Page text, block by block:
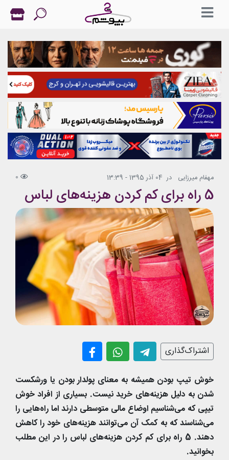
مهفام میرزایی در 04 آذر 1395 - 13:39 0
5 راه برای کم کردن هزینه‌های لباس
اشتراک‌گذاری
خوش تیپ بودن همیشه به معنای پولدار بودن یا ورشکست
شدن به دلیل هزینه‌های خرید نیست. بسیاری از افراد خوش
تیپی که می‌شناسیم اوضاع مالی متوسطی دارند اما راه‌هایی را
می‌شناسند که به کمک آن می‌توانند هزینه‌های خود را کاهش
دهند. 5 راه برای کم کردن هزینه‌های لباس را در این مطلب
بخوانید.